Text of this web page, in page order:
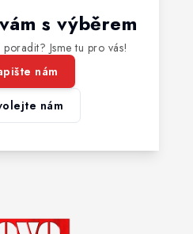
s výběrem
Jsme tu pro vás!
nám
nám